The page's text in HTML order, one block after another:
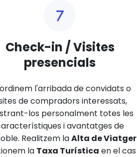
Check-in / Visites
presencials
l'arribada de convidats o
de compradors interessats,
los personalment totes les
i avantatges de
Realitzem laAlta de Viatger
la Taxa Turística en el cas